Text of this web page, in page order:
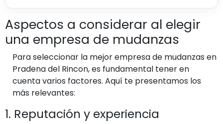
Aspectos a considerar al elegir
una empresa de mudanzas
Para seleccionar la mejor empresa de mudanzas en
Pradena del Rincon, es fundamental tener en
cuenta varios factores. Aquí te presentamos los
más relevantes:
1. Reputación y experiencia